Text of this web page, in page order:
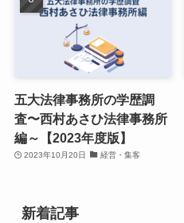
五大法律事務所の学歴調
査〜西村あさひ法律事務所
編～【2023年度版】
2023年10月20日 経営・集客
新着記事